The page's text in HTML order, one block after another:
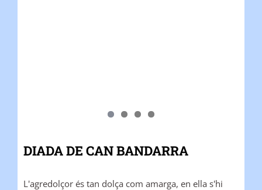
DIADA DE CAN BANDARRA
L'agredolçor és tan dolça com amarga, en ella s'hi